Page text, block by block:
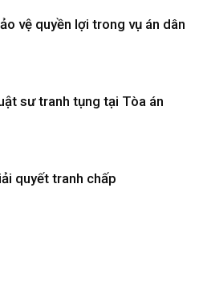
vệ quyền lợi trong vụ án dân
sư tranh tụng tại Tòa án
quyết tranh chấp